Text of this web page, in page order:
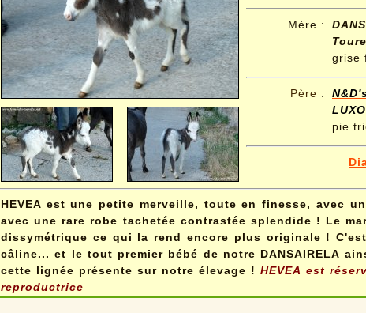
Mère :
grise
Père :
pie
HEVEA est une petite merveille, toute en finesse, avec
avec une rare robe tachetée contrastée splendide ! Le
dissymétrique ce qui la rend encore plus originale !
câline... et le tout premier bébé de notre DANSAIRELA
cette lignée présente sur notre élevage !HEVEA est
reproductrice